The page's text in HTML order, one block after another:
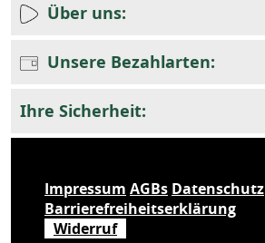
Über uns:
Unsere Bezahlarten:
Ihre Sicherheit:
Impressum AGBs Datenschutz
Barrierefreiheitserklärung
Widerruf